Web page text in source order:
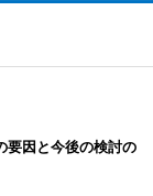
要因と今後の検討の